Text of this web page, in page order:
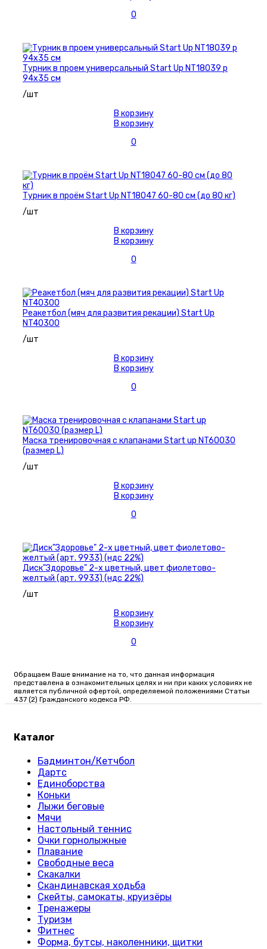
0
Турник в проем универсальный Start Up NT18039 р
94х35 см
/шт
В корзину
В корзину
0
Турник в проём Start Up NT18047 60-80 см (до 80 кг)
/шт
В корзину
В корзину
0
Реакетбол (мяч для развития рекации) Start Up
NT40300
/шт
В корзину
В корзину
0
Маска тренировочная с клапанами Start up NT60030
(размер L)
/шт
В корзину
В корзину
0
Диск"Здоровье" 2-х цветный, цвет фиолетово-
желтый (арт. 9933) (ндс 22%)
/шт
В корзину
В корзину
0
Обращаем Ваше внимание на то, что данная информация
представлена в ознакомительных целях и ни при каких условиях не
является публичной офертой, определяемой положениями Статьи
437 (2) Гражданского кодекса РФ.
Каталог
Бадминтон/Кетчбол
Дартс
Единоборства
Коньки
Лыжи беговые
Мячи
Настольный теннис
Очки горнолыжные
Плавание
Свободные веса
Скакалки
Скандинавская ходьба
Скейты, самокаты, круизёры
Тренажеры
Туризм
Фитнес
Форма, бутсы, наколенники, щитки